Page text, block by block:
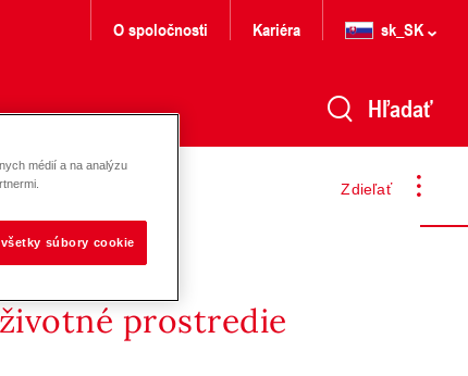
O spoločnosti Kariéra sk_SK
Hľadať
Zdieľať
prostredie
médií a na analýzu
súbory cookie